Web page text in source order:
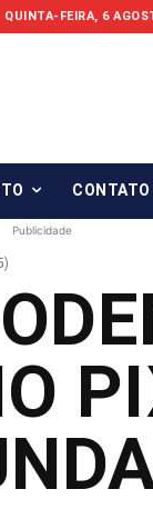
QUINTA-FEIRA, 6
CONTATO
Publicidade